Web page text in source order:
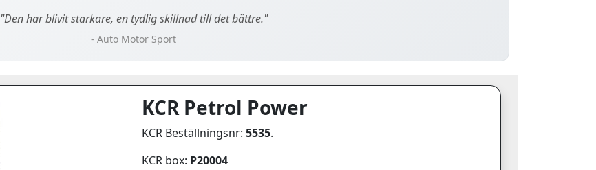
"Den har blivit starkare, en tydlig skillnad till det bättre."
- Auto Motor Sport
KCR Petrol Power
KCR Beställningsnr: 5535.
KCR box: P20004